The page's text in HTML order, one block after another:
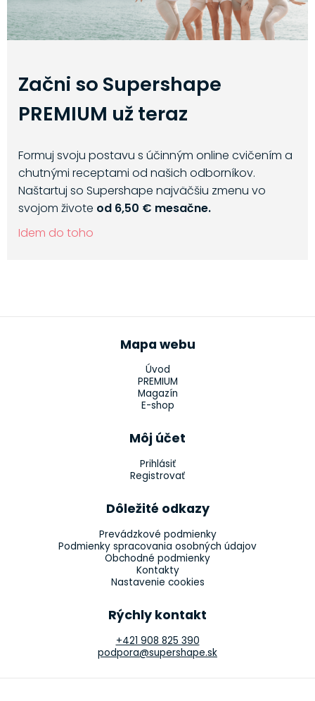
Začni so Supershape
PREMIUM už teraz
Formuj svoju postavu s účinným online cvičením a
chutnými receptami od našich odborníkov.
Naštartuj so Supershape najväčšiu zmenu vo
svojom živote od 6,50 € mesačne.
Idem do toho
Mapa webu
Úvod
PREMIUM
Magazín
E-shop
Môj účet
Prihlásiť
Registrovať
Dôležité odkazy
Prevádzkové podmienky
Podmienky spracovania osobných údajov
Obchodné podmienky
Kontakty
Nastavenie cookies
Rýchly kontakt
+421 908 825 390
podpora@supershape.sk